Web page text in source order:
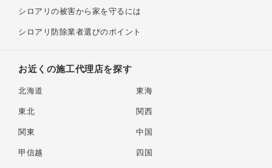
シロアリの被害から家を守るには
シロアリ防除業者選びのポイント
お近くの施工代理店を探す
北海道
東北
関東
甲信越
東海
関西
中国
四国